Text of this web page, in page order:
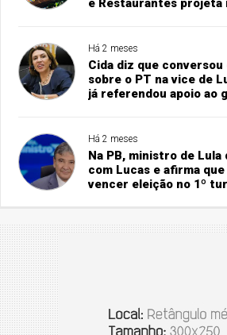
e Restaurantes projeta
Há 2 meses
Cida diz que
sobre o PT na vice de
já referendou apoio ao
Há 2 meses
Na PB, ministro de Lula
com Lucas e afirma
vencer eleição no 1º